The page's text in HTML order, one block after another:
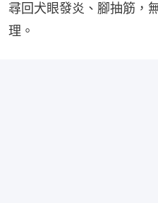
尋回犬眼發炎、腳抽筋，
理。